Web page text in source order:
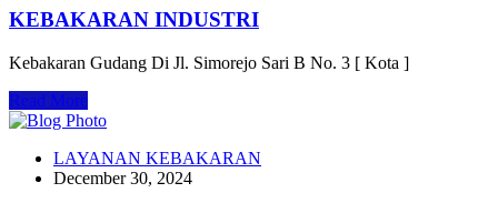
KEBAKARAN INDUSTRI
Kebakaran Gudang Di Jl. Simorejo Sari B No. 3 [ Kota ]
Read More
LAYANAN KEBAKARAN
December 30, 2024